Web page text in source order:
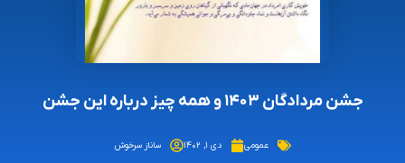
جشن مردادگان ۱۴۰۳ و همه چیز درباره این جشن
عمومی دی ۱, ۱۴۰۲ ساناز سرخوش